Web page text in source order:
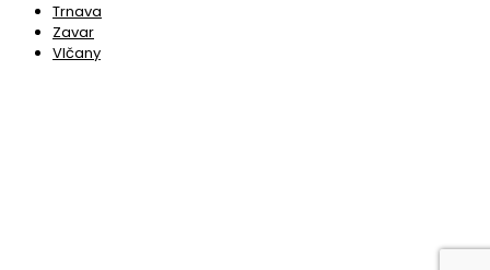
Trnava
Zavar
Vlčany